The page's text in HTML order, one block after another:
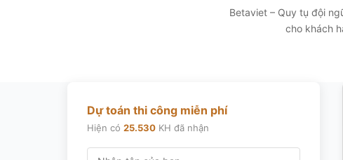
Betaviet – Quy tụ đội
cho khách
Dự toán thi công miễn phí
Hiện có 25.530 KH đã nhận